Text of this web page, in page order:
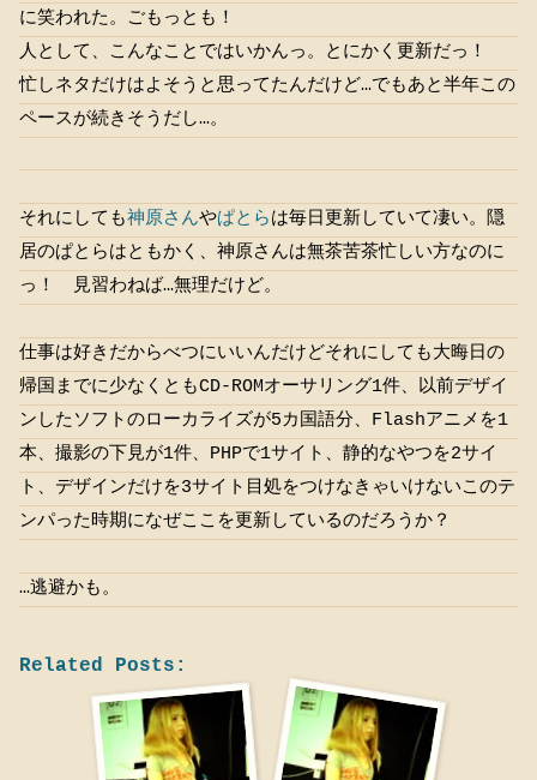
に笑われた。ごもっとも！
人として、こんなことではいかんっ。とにかく更新だっ！
忙しネタだけはよそうと思ってたんだけど…でもあと半年この
ペースが続きそうだし…。
それにしても神原さんやぱとらは毎日更新していて凄い。隠
居のぱとらはともかく、神原さんは無茶苦茶忙しい方なのに
っ！ 見習わねば…無理だけど。
仕事は好きだからべつにいいんだけどそれにしても大晦日の
帰国までに少なくともCD-ROMオーサリング1件、以前デザイ
ンしたソフトのローカライズが5カ国語分、Flashアニメを1
本、撮影の下見が1件、PHPで1サイト、静的なやつを2サイ
ト、デザインだけを3サイト目処をつけなきゃいけないこのテ
ンパった時期になぜここを更新しているのだろうか？
…逃避かも。
Related Posts: